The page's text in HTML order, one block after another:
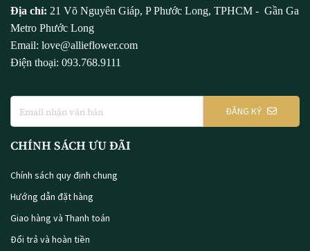
Địa chỉ: 21 Võ Nguyên Giáp, P Phước Long, TPHCM - Gần Ga
Metro Phước Long
Email: love@allieflower.com
Điện thoại: 093.768.9111
ĐĂNG KÝ
CHÍNH SÁCH ƯU ĐÃI
Chính sách quy định chung
Hướng dẫn đặt hàng
Giao hàng và Thanh toán
Đổi trả và hoàn tiền